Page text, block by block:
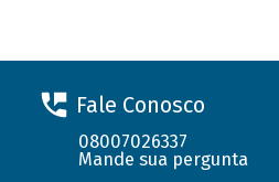
Fale Conosco
08007026337
Mande sua pergunta